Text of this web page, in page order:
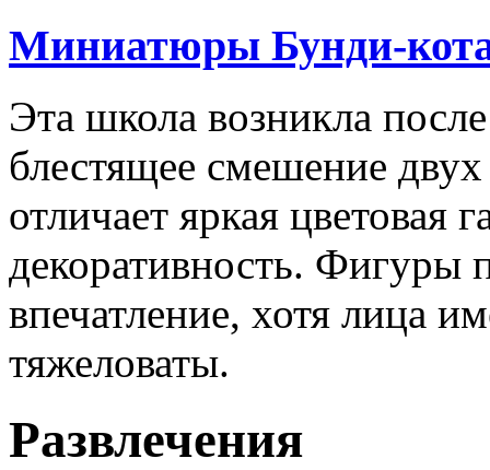
Миниатюры Бунди-
Эта школа возникла
блестящее смешение
отличает яркая цветовая
декоративность. Фигуры
впечатление, хотя лица
тяжеловаты.
Развлечения